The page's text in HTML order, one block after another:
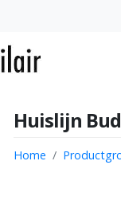
Huislijn
Home